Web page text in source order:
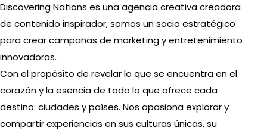
Discovering Nations es una agencia creativa creadora
de contenido inspirador, somos un socio estratégico
para crear campañas de marketing y entretenimiento
innovadoras.
Con el propósito de revelar lo que se encuentra en el
corazón y la esencia de todo lo que ofrece cada
destino: ciudades y países. Nos apasiona explorar y
compartir experiencias en sus culturas únicas, su